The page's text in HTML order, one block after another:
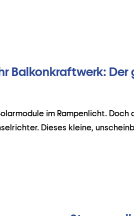
Balkonkraftwerk: Der
im Rampenlicht. Doch
Dieses kleine,